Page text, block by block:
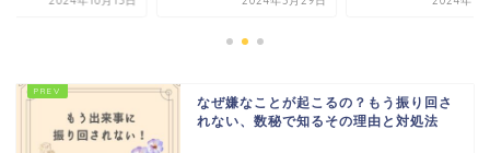
なぜ嫌なことが起こるの？もう振り回さ
れない、数秘で知るその理由と対処法